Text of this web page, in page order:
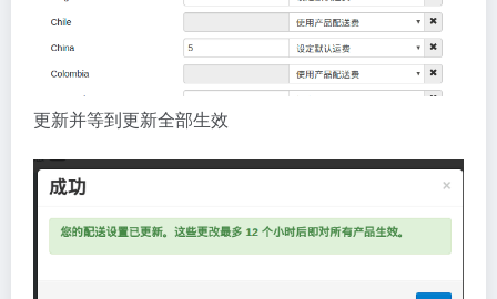
更新并等到更新全部生效